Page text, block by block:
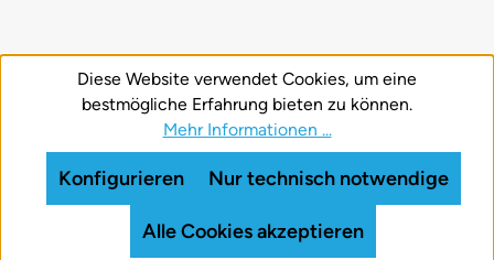
Diese Website verwendet Cookies, um eine
bestmögliche Erfahrung bieten zu können.
Mehr Informationen ...
Nur technisch notwendige
Konfigurieren
Alle Cookies akzeptieren